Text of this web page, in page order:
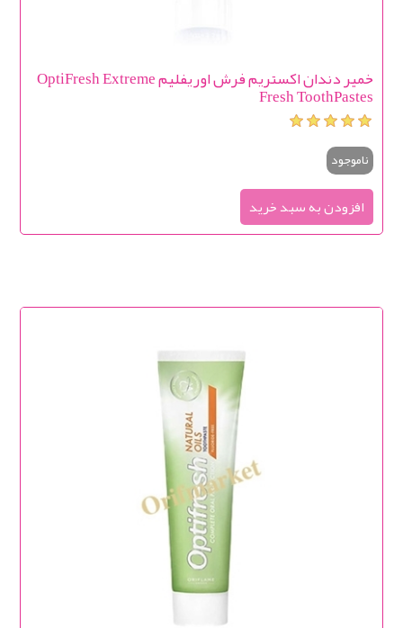
خمیر دندان اکستریم فرش اوریفلیم OptiFresh Extreme
Fresh ToothPastes
ناموجود